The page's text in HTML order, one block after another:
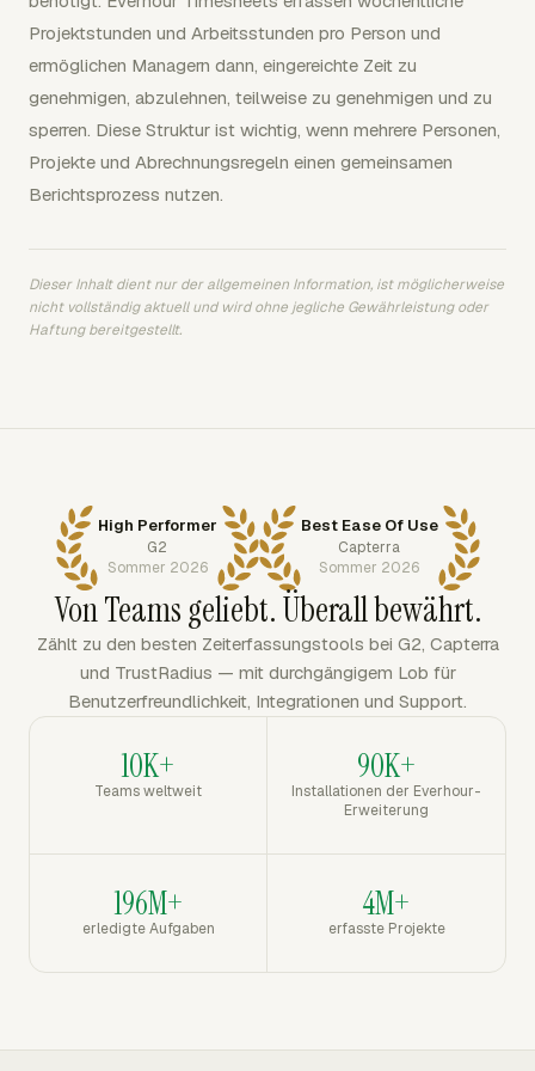
Projektstunden und Arbeitsstunden pro Person und
ermöglichen Managern dann, eingereichte Zeit zu
genehmigen, abzulehnen, teilweise zu genehmigen und zu
sperren. Diese Struktur ist wichtig, wenn mehrere Personen,
Projekte und Abrechnungsregeln einen gemeinsamen
Berichtsprozess nutzen.
Dieser Inhalt dient nur der allgemeinen Information, ist möglicherweise
nicht vollständig aktuell und wird ohne jegliche Gewährleistung oder
Haftung bereitgestellt.
High Performer
G2
Sommer 2026
Best Ease Of Use
Capterra
Sommer 2026
Von Teams geliebt. Überall bewährt.
Zählt zu den besten Zeiterfassungstools bei G2, Capterra
und TrustRadius — mit durchgängigem Lob für
Benutzerfreundlichkeit, Integrationen und Support.
10K+
Teams weltweit
90K+
Installationen der Everhour-
Erweiterung
196M+
erledigte Aufgaben
4M+
erfasste Projekte